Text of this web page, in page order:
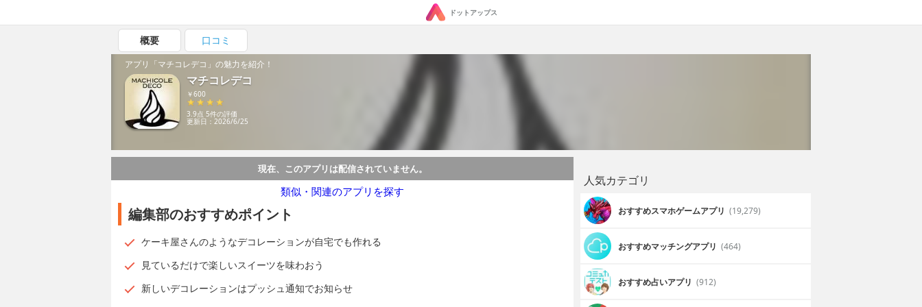
ドットアップス
概要 口コミ
アプリ「マチコレデコ」の魅力を紹介！
マチコレデコ
￥600
3.9点 5件の評価
更新日：2026/6/25
現在、このアプリは配信されていません。
類似・関連のアプリを探す
編集部のおすすめポイント
ケーキ屋さんのようなデコレーションが自宅でも作れる
見ているだけで楽しいスイーツを味わおう
新しいデコレーションはプッシュ通知でお知らせ
人気カテゴリ
おすすめスマホゲームアプリ (19,279)
おすすめマッチングアプリ (464)
おすすめ占いアプリ (912)